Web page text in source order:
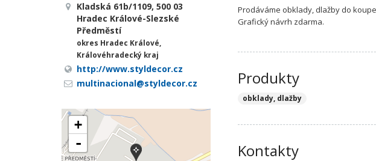
Prodáváme obklady, dlažby do
Grafický návrh zdarma.
Produkty
obklady, dlažby
Kontakty
Kladská 61b/1109, 500 03
Hradec Králové-Slezské
Předměstí
okres Hradec Králové,
Královéhradecký kraj
http://www.styldecor.cz
multinacional@styldecor.cz
+
-